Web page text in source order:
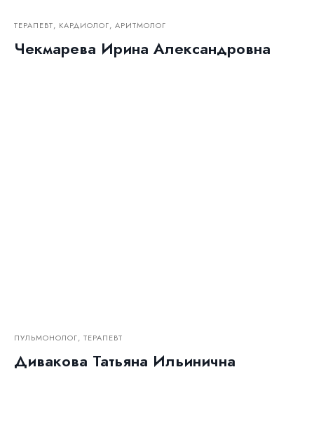
ТЕРАПЕВТ, КАРДИОЛОГ, АРИТМОЛОГ
Чекмарева Ирина Александровна
ПУЛЬМОНОЛОГ, ТЕРАПЕВТ
Дивакова Татьяна Ильинична